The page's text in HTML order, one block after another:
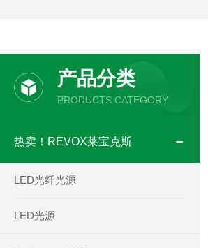
产品分类
PRODUCTS CATEGORY
热卖！REVOX莱宝克斯
LED光纤光源
LED光源